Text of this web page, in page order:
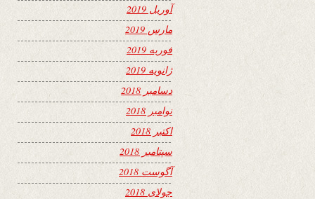
آوریل 2019
مارس 2019
فوریه 2019
ژانویه 2019
دسامبر 2018
نوامبر 2018
اکتبر 2018
سپتامبر 2018
آگوست 2018
جولای 2018